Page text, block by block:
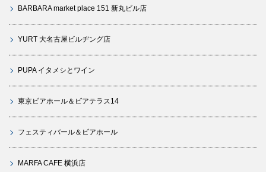
BARBARA market place 151 新丸ビル店
YURT 大名古屋ビルヂング店
PUPA イタメシとワイン
東京ビアホール＆ビアテラス14
フェスティバール＆ビアホール
MARFA CAFE 横浜店